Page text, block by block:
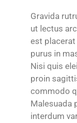
Gravida
ut lectus
est
purus in
Nisi quis
proin
commodo
Malesuada
interdum